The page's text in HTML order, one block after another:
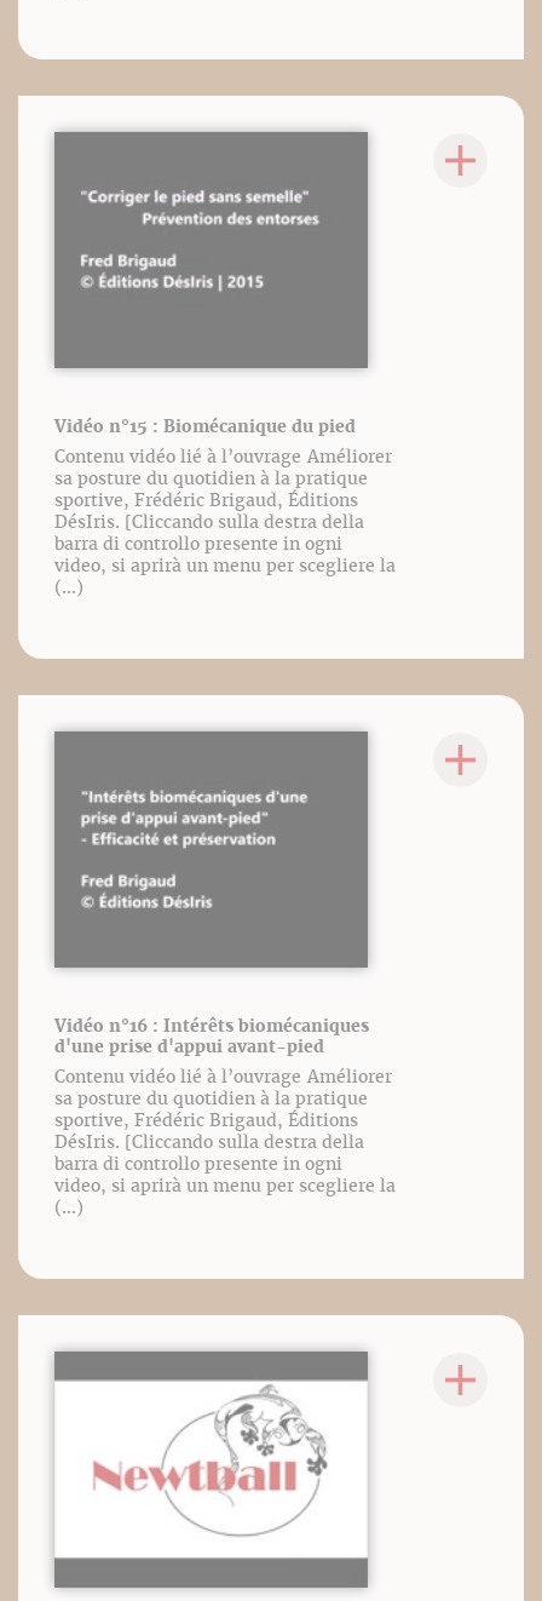
Vidéo n°15 : Biomécanique du pied
Contenu vidéo lié à l’ouvrage Améliorer
sa posture du quotidien à la pratique
sportive, Frédéric Brigaud, Éditions
DésIris. [Cliccando sulla destra della
barra di controllo presente in ogni
video, si aprirà un menu per scegliere la
(...)
Vidéo n°16 : Intérêts biomécaniques
d'une prise d'appui avant-pied
Contenu vidéo lié à l’ouvrage Améliorer
sa posture du quotidien à la pratique
sportive, Frédéric Brigaud, Éditions
DésIris. [Cliccando sulla destra della
barra di controllo presente in ogni
video, si aprirà un menu per scegliere la
(...)